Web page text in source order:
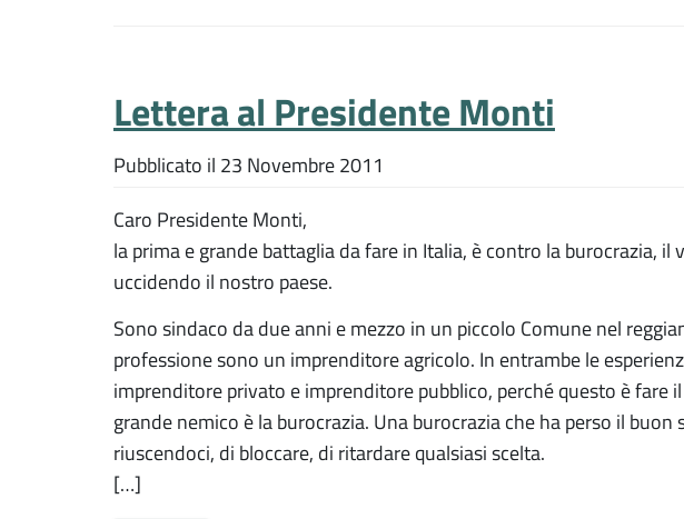
Lettera al Presidente Monti
Pubblicato il 23 Novembre 2011
Caro Presidente Monti,
la prima e grande battaglia da fare in Italia, è contro la burocrazia, il
uccidendo il nostro paese.
Sono sindaco da due anni e mezzo in un piccolo Comune nel
professione sono un imprenditore agricolo. In entrambe le
imprenditore privato e imprenditore pubblico, perché questo è fare
grande nemico è la burocrazia. Una burocrazia che ha perso il buon
riuscendoci, di bloccare, di ritardare qualsiasi scelta.
[…]